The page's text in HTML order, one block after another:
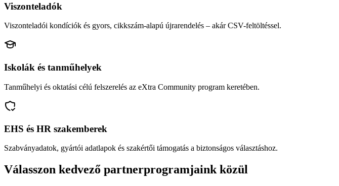
Viszonteladók
Viszonteladói kondíciók és gyors, cikkszám-alapú újrarendelés – akár CSV-feltöltéssel.
Iskolák és tanműhelyek
Tanműhelyi és oktatási célú felszerelés az eXtra Community program keretében.
EHS és HR szakemberek
Szabványadatok, gyártói adatlapok és szakértői támogatás a biztonságos választáshoz.
Válasszon kedvező partnerprogramjaink közül